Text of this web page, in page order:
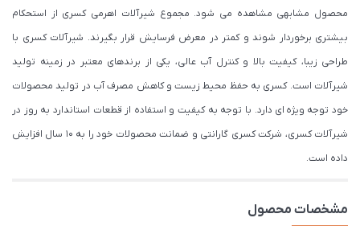
محصول مشابهی مشاهده می شود. مجموع شیرآلات اهرمی کسری از استحکام
بیشتری برخوردار شوند و کمتر در معرض فرسایش قرار بگیرند. شیرآلات کسری با
طراحی زیبا، کیفیت بالا و کنترل آب عالی، یکی از برندهای معتبر در زمینه تولید
شیرآلات است. کسری به حفظ محیط زیست و کاهش مصرف آب در تولید محصولات
خود توجه ویژه ای دارد. با توجه به کیفیت و استفاده از قطعات استاندارد به روز در
شیرآلات کسری، شرکت کسری گارانتی و ضمانت محصولات خود را به 10 سال افزایش
داده است.
مشخصات محصول